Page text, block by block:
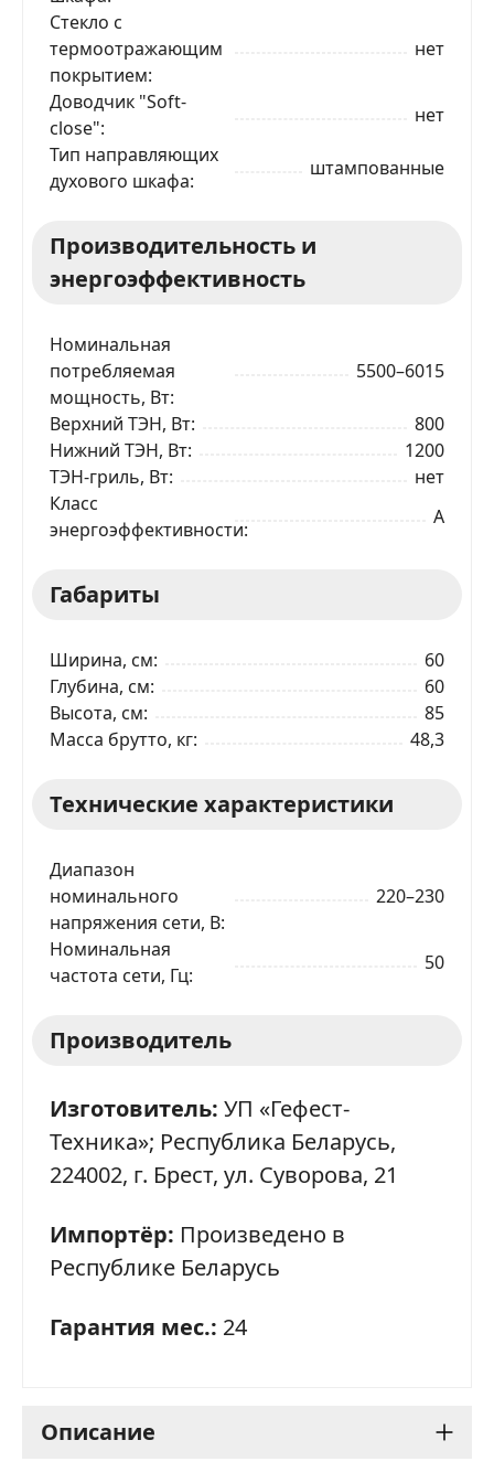
Стекло с
термоотражающим
покрытием
нет
Доводчик "Soft-
close"
нет
Тип направляющих
духового шкафа
штампованные
Производительность и
энергоэффективность
Номинальная
потребляемая
мощность, Вт
5500–6015
Верхний ТЭН, Вт
800
Нижний ТЭН, Вт
1200
ТЭН-гриль, Вт
нет
Класс
энергоэффективности
A
Габариты
Ширина, см
60
Глубина, см
60
Высота, см
85
Масса брутто, кг
48,3
Технические характеристики
Диапазон
номинального
напряжения сети, В
220–230
Номинальная
частота сети, Гц
50
Производитель
Изготовитель: УП «Гефест-
Техника»; Республика Беларусь,
224002, г. Брест, ул. Суворова, 21
Импортёр: Произведено в
Республике Беларусь
Гарантия мес.: 24
Описание
Я даю согласие на обработку моих персональных
площадки
ОТПРАВИТЬ ЗАЯВКУ